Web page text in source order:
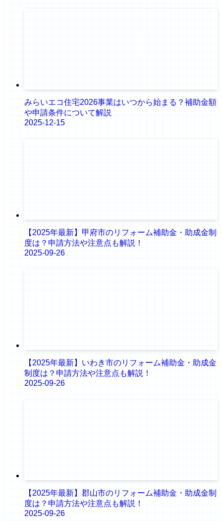
みらいエコ住宅2026事業はいつから始まる？補助金額
や申請条件について解説
2025-12-15
【2025年最新】甲府市のリフォーム補助金・助成金制
度は？申請方法や注意点も解説！
2025-09-26
【2025年最新】いわき市のリフォーム補助金・助成金
制度は？申請方法や注意点も解説！
2025-09-26
【2025年最新】郡山市のリフォーム補助金・助成金制
度は？申請方法や注意点も解説！
2025-09-26